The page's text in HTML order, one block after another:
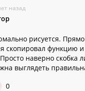
назад
рисуется.
скопировал функцию и
наверно скобка
выглядеть
0